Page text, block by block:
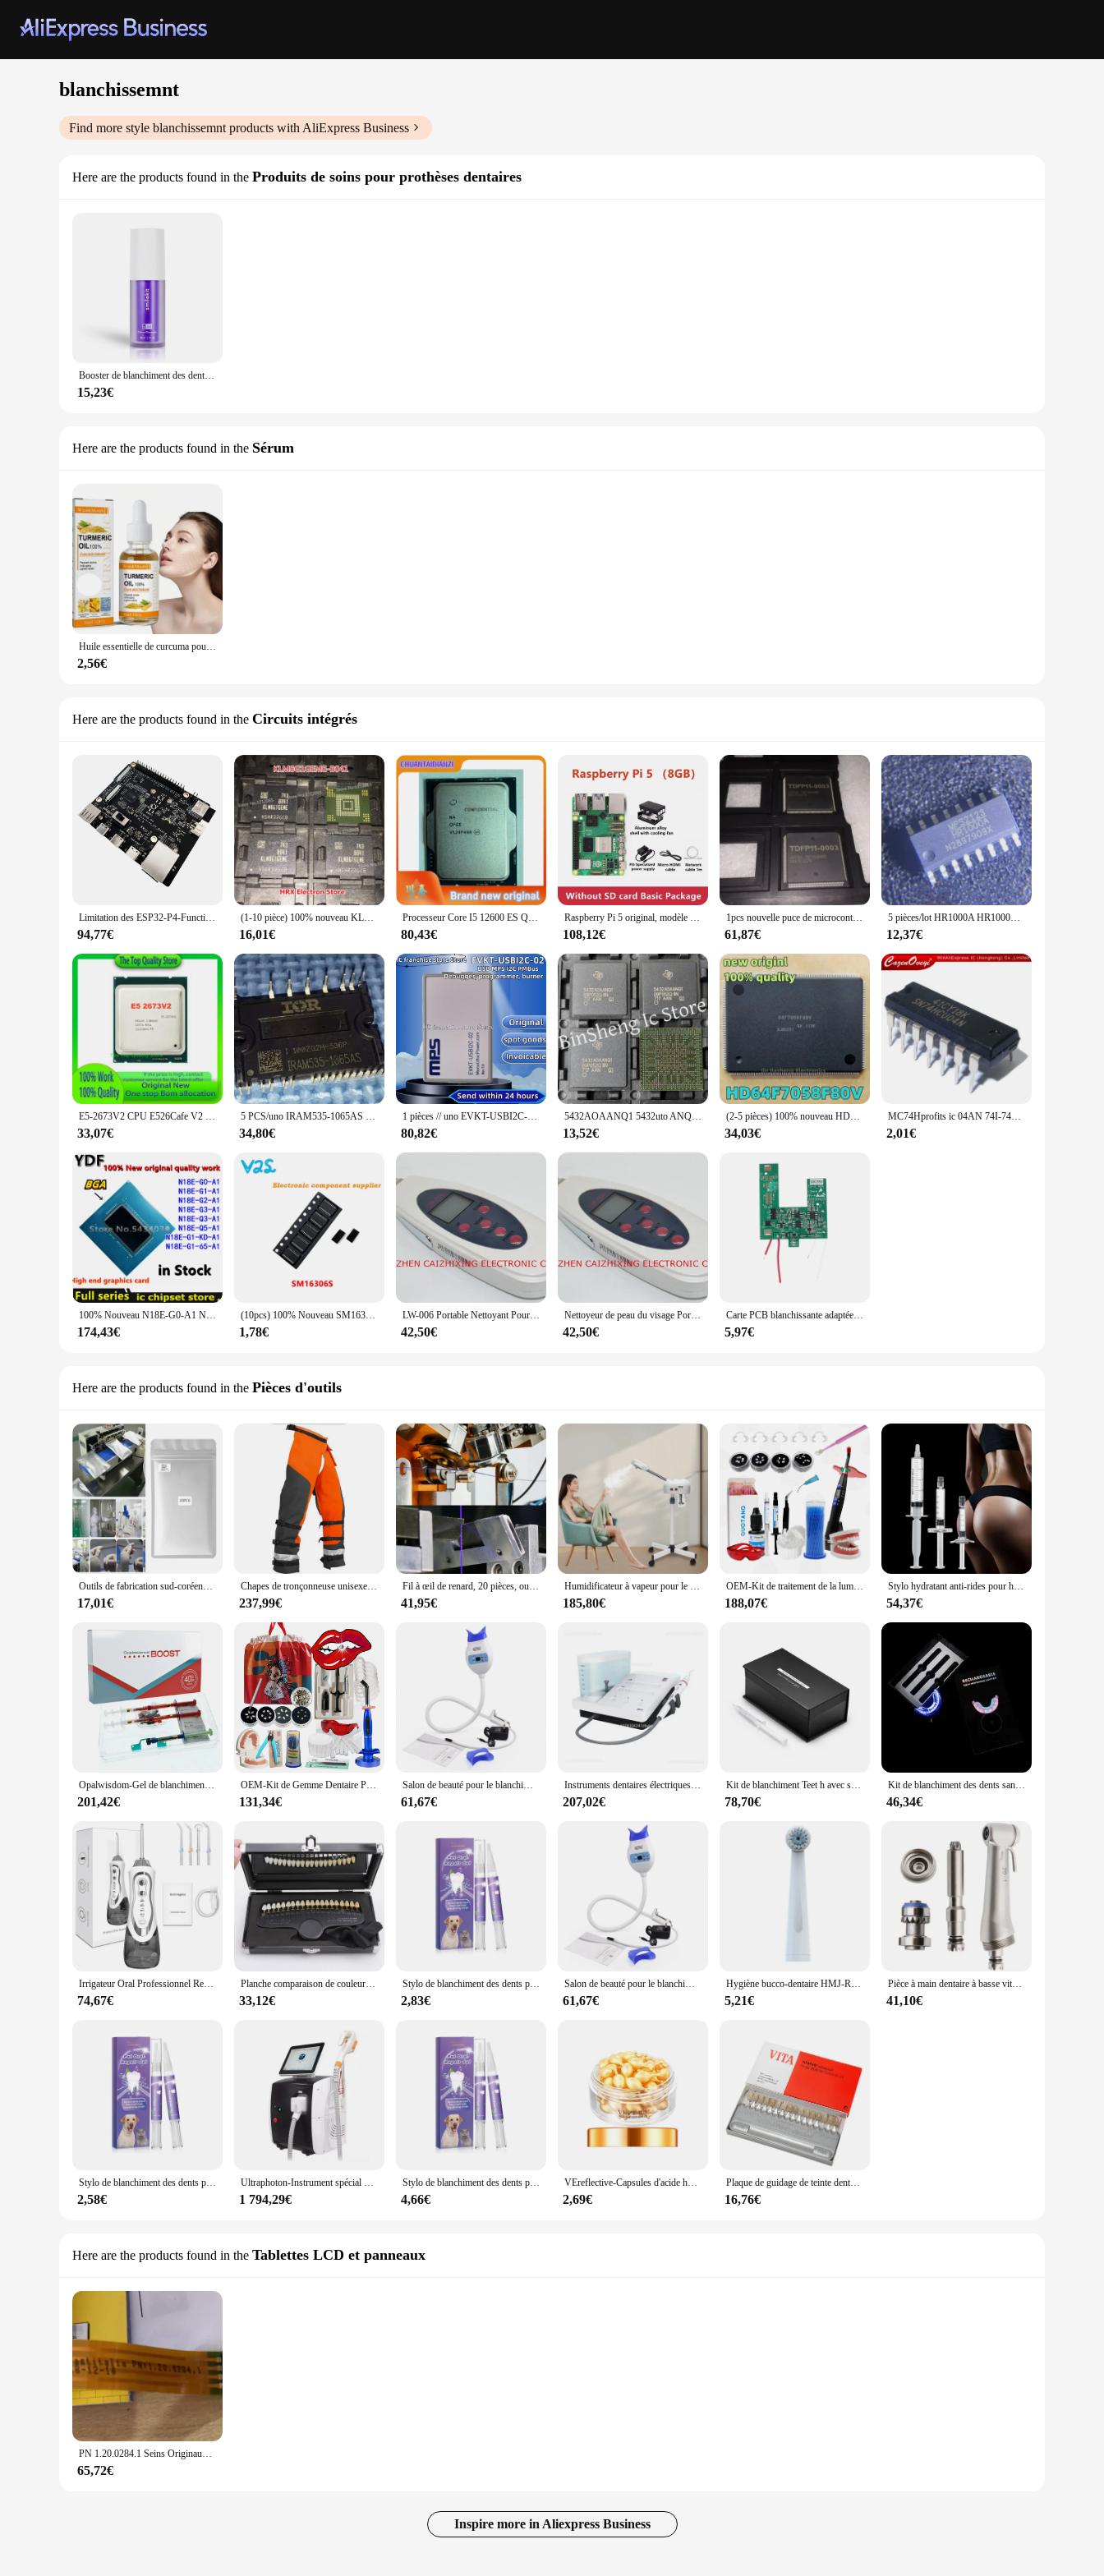
blanchissemnt
Find more style blanchissemnt products with AliExpress Business
Here are the products found in the Produits de soins pour prothèses dentaires
Booster de blanchiment des dents violet, dentifrice correcteur de couleur, élimination des taches, v34
15,23€
Here are the products found in the Sérum
Huile essentielle de curcuma pour les taches foncées, 100% pure, de qualité thérapeutique, hydratante, blanchissante, soins de la peau
2,56€
Here are the products found in the Circuits intégrés
Limitation des ESP32-P4-Function-EV-Board Carte de développement Systèmes Espresso AIoT * Échdébordd'ingénierie * ADC non TELUS
94,77€
(1-10 pièce) 100% nouveau KLM8G1GEME-B041 d'origine BGA EMMC BGA KLM8G1GEME B041
16,01€
Processeur Core I5 12600 ES QYGE, Nouveau
80,43€
Raspberry Pi 5 original, modèle officiel Pi5, 4GB / 8GB de RAM, option ajout d'accessoires, kit d'accessoires, carte de programmation
108,12€
1pcs nouvelle puce de microcontrôleur QFP-208 TDFP11-0003 76F0040GD 76F0040AGD
61,87€
5 pièces/lot HR1000A HR1000AGS-Z nouveau Original véritable puce emballage 16-SOP
12,37€
E5-2673V2 CPU E526Cafe V2 E5 2673 V2 3.30GHz 8 Core 25MB LIncome 2011 E5 26Cafe V2 processeur original authentique
33,07€
5 PCS/uno IRAM535-1065AS IRAM535-1065ASA NOUVEAU MODULE
34,80€
1 pièces // uno EVKT-USBI2C-02 USB MPS I2C PMBus MPS débogueur, programmeur, Eva 100% Stock d'origine
80,82€
5432AOAANQ1 5432uto ANQ1, Nouveau, Original
13,52€
(2-5 pièces) 100% nouveau HD64F7058F80V 64F7058F80V QFP-256 jeu de puces
34,03€
MC74Hprofits ic 04AN 74I-74Hprofits ic 04I-14, Original, Nouveau, Lot de 5 Pièces
2,01€
100% Nouveau N18E-G0-A1 N18E-G1-A1 N18E-G2-A1 N18E-G3-A1 N18E-Q3-A1 N18E-Q5-A1 N18E-G1-KD-A1 N18E-G1-65-A1 BGA
174,43€
(10pcs) 100% Nouveau SM16306S SM16306 SSOP-24
1,78€
LW-006 Portable Nettoyant Pour La Peau Du Visage Outil De Soins Du Visage Anti-âge LCD Numérique Fréquence Élimination De La Peau Acné filtré
42,50€
Nettoyeur de peau du visage Portable, outil de soins du visage, Anti-âge, LCD numérique, élimination de la peau morte, blanchiment de l'acné, livraison gratuite, LW-006
42,50€
Carte PCB blanchissante adaptée à Andis 17170, lame de rasage, circuit imprimé
5,97€
Here are the products found in the Pièces d'outils
Outils de fabrication sud-coréens, modèle de fil de ligne de moulage par engrenage, modèle lisse, vente en gros, 20 pièces
17,01€
Chapes de tronçonneuse unisexes à 9 couches, tâches de coupe, utilisation polyvalente, protection à 9 couches, ceinture réglable
237,99€
Fil à œil de renard, 20 pièces, outils de fabrication de fils cog
41,95€
Humidificateur à vapeur pour le visage, vaporisateur pour livres profonds, pulvérisateur pour salon, spa à l'ozone à domicile, soins de la peau, blanchiment
185,80€
OEM-Kit de traitement de la lumière du cristal 215, adhésif, dents professionnelles 215 filtrées, bricolage, vente en gros
188,07€
Stylo hydratant anti-rides pour hyaluron, coréen Jules, acide hyaluronique HA, amélioration du maquillage, cosmétique blanchissant
54,37€
Opalwisdom-Gel de blanchiment des dents, Boost 40%, Dissoudre Ultradent Blanchiment, Bureau, Peroxyde, Dentaire, Professionnel, Wiltshire, Outils de blanchiment dentaire
201,42€
OEM-Kit de Gemme Dentaire Professionnelle avec Lumière Clip, Blanchiment des Dents, Adhésif, Meilleur Prix Gratuit, Offre Spéciale
131,34€
Salon de beauté pour le blanchiment des dents, unités Orals Wiltshire, lampes de blanchiment, lasers dentaires, usage domestique ou Wiltshire, vente en gros
61,67€
Instruments dentaires électriques pour le blanchiment des dents, pointe de pièce à main, livres portables, détartreur dentaire piézo à ultrasons pour chiens, vétérinaire
207,02€
Kit de blanchiment Teet h avec seringue en gel, dents en boîte de luxe, Wiltshire, ensemble pour la maison
78,70€
Kit de blanchiment des dents sans fil sans peroxyde, ampoules LED, lumière, 32
46,34€
Irrigateur Oral Professionnel Rechargeable, Blanchiment des Dents, Fil Oral Propre, Jet d'Eau H2Ofloss
74,67€
Planche comparaison de couleurs de dents, 20 couleurs, 3D, miroir, avant et après le blanchiment, dentisterie, lumière légère froide
33,12€
Stylo de blanchiment des dents pour chiens et chats, livres de dents pour animaux de compagnie, élimine la mauvaise haleine, soins bucco-dentaires pour animaux de compagnie
2,83€
Salon de beauté pour le blanchiment des dents, unités Orals Wiltshire, lampes de blanchiment, lasers dentaires, usage domestique ou Wiltshire, vente en gros
61,67€
Hygiène bucco-dentaire HMJ-R02 brosse à dents électrique à distance étanche blanchiment des dents soins ménagers avec 4 têtes de brosse souples TSLM1
5,21€
Pièce à main dentaire à basse vitesse, réduction 20:1, proporimplantaire, contre-angle, turbine avec dents filtrées, mars expo, 2023
41,10€
Stylo de blanchiment des dents pour chiens et chats, livres de dents pour animaux de compagnie, élimine la mauvaise haleine, soins bucco-dentaires pour animaux de compagnie
2,58€
Ultraphoton-Instrument spécial pour l'alimentation de la peau, noir, or, mode complet, lait, lumière filtrée, élimination des taches de rousseur, salon de beauté
1 794,29€
Stylo de blanchiment des dents pour chiens et chats, livres de dents pour animaux de compagnie, élimine la mauvaise haleine, soins bucco-dentaires pour animaux de compagnie
4,66€
VEreflective-Capsules d'acide hyaluronique, essence hydratante, sérum anti-âge pour le visage, remodelage des taches, crème blanchissante, soins du visage, 30 pièces/bouteille
2,69€
Plaque de guidage de teinte dentaire Vita, 16 couleurs, modèle de dent, forme de dent, Design pour produits de blanchiment des dents
16,76€
Here are the products found in the Tablettes LCD et panneaux
PN 1.20.0284.1 Seins Originaux, Sous, Nouveau
65,72€
Inspire more in Aliexpress Business